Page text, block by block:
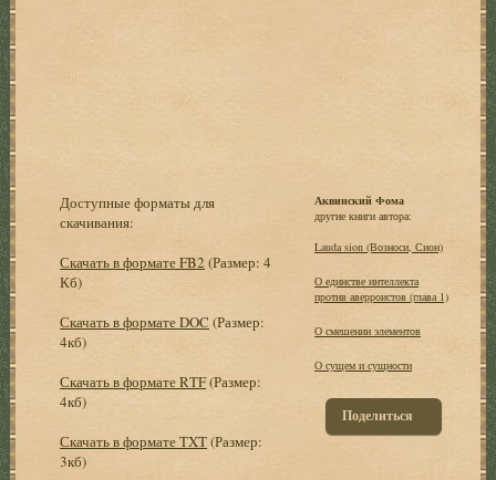
Доступные форматы для
скачивания:
Скачать в формате FB2 (Размер: 4
Кб)
Скачать в формате DOC (Размер:
4кб)
Скачать в формате RTF(Размер:
4кб)
Скачать в формате TXT(Размер:
3кб)
Аквинский Фома
другие книги автора:
Lauda sion (Возноси, Сион)
О единстве интеллекта
против аверроистов (глава 1)
О смешении элементов
О сущем и сущности
Поделиться